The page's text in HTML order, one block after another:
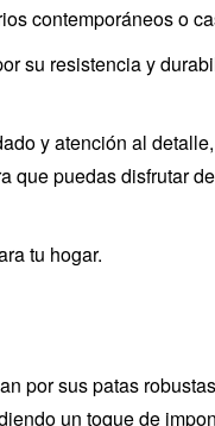
contemporáneos o
su resistencia y
y atención al
que puedas disfrutar
tu hogar.
por sus patas
un toque de